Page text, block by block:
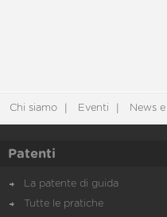
Chi siamo Eventi News
Patenti
La patente di guida
Tutte le pratiche